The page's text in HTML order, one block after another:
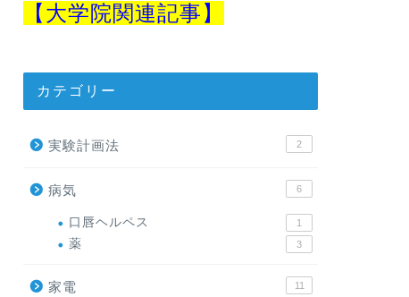
【 大学院関連記事】
カテゴリー
実験計画法 2
病気 6
口唇ヘルペス 1
薬 3
家電 11